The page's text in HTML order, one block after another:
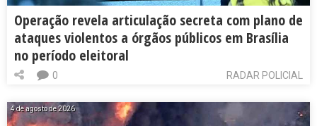
Operação revela articulação secreta com plano de
ataques violentos a órgãos públicos em Brasília
no período eleitoral
RADAR POLICIAL
0
4 de agosto de 2026